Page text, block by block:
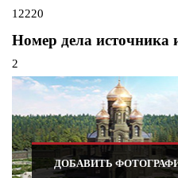
12220
Номер дела источника
2
ДОБАВИТЬ